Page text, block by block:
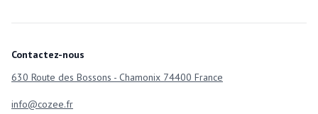
Contactez-nous
630 Route des Bossons - Chamonix 74400 France
info@cozee.fr